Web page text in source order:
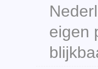
eigen